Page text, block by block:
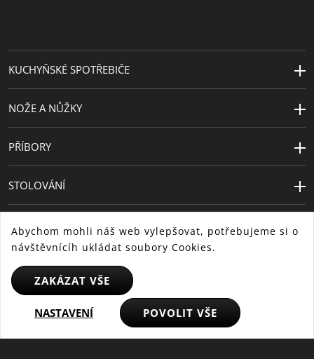
KUCHYŇSKÉ SPOTŘEBIČE
NOŽE A NŮŽKY
PŘÍBORY
STOLOVÁNÍ
CS HU
Abychom mohli náš web vylepšovat, potřebujeme si o
návštěvnícíh ukládat soubory Cookies.
ZAKÁZAT VŠE
NASTAVENÍ POVOLIT VŠE